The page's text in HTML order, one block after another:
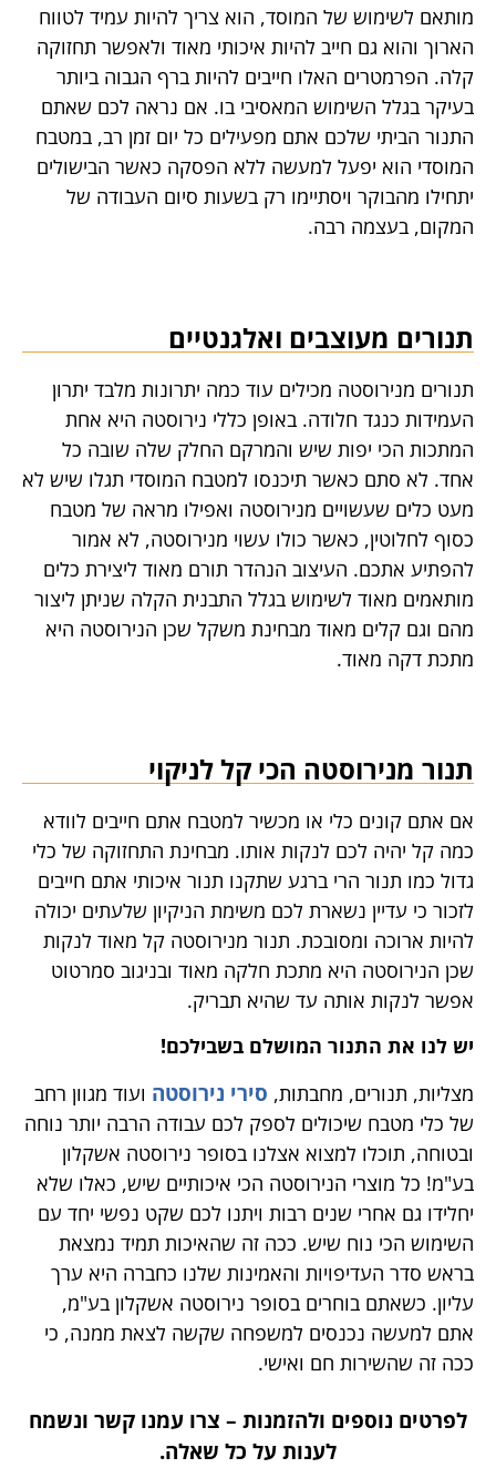
מותאם לשימוש של המוסד, הוא צריך להיות עמיד לטווח
הארוך והוא גם חייב להיות איכותי מאוד ולאפשר תחזוקה
קלה. הפרמטרים האלו חייבים להיות ברף הגבוה ביותר
בעיקר בגלל השימוש המאסיבי בו. אם נראה לכם שאתם
התנור הביתי שלכם אתם מפעילים כל יום זמן רב, במטבח
המוסדי הוא יפעל למעשה ללא הפסקה כאשר הבישולים
יתחילו מהבוקר ויסתיימו רק בשעות סיום העבודה של
המקום, בעצמה רבה.
תנורים מעוצבים ואלגנטיים
תנורים מנירוסטה מכילים עוד כמה יתרונות מלבד יתרון
העמידות כנגד חלודה. באופן כללי נירוסטה היא אחת
המתכות הכי יפות שיש והמרקם החלק שלה שובה כל
אחד. לא סתם כאשר תיכנסו למטבח המוסדי תגלו שיש לא
מעט כלים שעשויים מנירוסטה ואפילו מראה של מטבח
כסוף לחלוטין, כאשר כולו עשוי מנירוסטה, לא אמור
להפתיע אתכם. העיצוב הנהדר תורם מאוד ליצירת כלים
מותאמים מאוד לשימוש בגלל התבנית הקלה שניתן ליצור
מהם וגם קלים מאוד מבחינת משקל שכן הנירוסטה היא
מתכת דקה מאוד.
תנור מנירוסטה הכי קל לניקוי
אם אתם קונים כלי או מכשיר למטבח אתם חייבים לוודא
כמה קל יהיה לכם לנקות אותו. מבחינת התחזוקה של כלי
גדול כמו תנור הרי ברגע שתקנו תנור איכותי אתם חייבים
לזכור כי עדיין נשארת לכם משימת הניקיון שלעתים יכולה
להיות ארוכה ומסובכת. תנור מנירוסטה קל מאוד לנקות
שכן הנירוסטה היא מתכת חלקה מאוד ובניגוב סמרטוט
אפשר לנקות אותה עד שהיא תבריק.
יש לנו את התנור המושלם בשבילכם!
מצליות, תנורים, מחבתות, סירי נירוסטה ועוד מגוון רחב
של כלי מטבח שיכולים לספק לכם עבודה הרבה יותר נוחה
ובטוחה, תוכלו למצוא אצלנו בסופר נירוסטה אשקלון
בע"מ! כל מוצרי הנירוסטה הכי איכותיים שיש, כאלו שלא
יחלידו גם אחרי שנים רבות ויתנו לכם שקט נפשי יחד עם
השימוש הכי נוח שיש. ככה זה שהאיכות תמיד נמצאת
בראש סדר העדיפויות והאמינות שלנו כחברה היא ערך
עליון. כשאתם בוחרים בסופר נירוסטה אשקלון בע"מ,
אתם למעשה נכנסים למשפחה שקשה לצאת ממנה, כי
ככה זה שהשירות חם ואישי.
לפרטים נוספים ולהזמנות – צרו עמנו קשר ונשמח
לענות על כל שאלה.